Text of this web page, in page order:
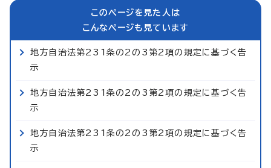
このページを見た人は
こんなページも見ています
地方自治法第231条の2の3第2項の規定に基づく告
示
地方自治法第231条の2の3第2項の規定に基づく告
示
地方自治法第231条の2の3第2項の規定に基づく告
示